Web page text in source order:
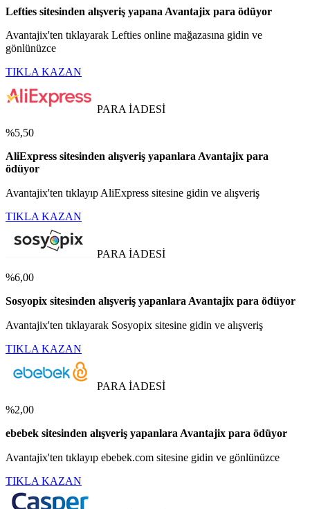
Lefties sitesinden alışveriş yapana Avantajix para ödüyor
Avantajix'ten tıklayarak Lefties online mağazasına gidin ve
gönlünüzce
TIKLA KAZAN
PARA İADESİ
%5,50
AliExpress sitesinden alışveriş yapanlara Avantajix para
ödüyor
Avantajix'ten tıklayıp AliExpress sitesine gidin ve alışveriş
TIKLA KAZAN
PARA İADESİ
%6,00
Sosyopix sitesinden alışveriş yapanlara Avantajix para ödüyor
Avantajix'ten tıklayarak Sosyopix sitesine gidin ve alışveriş
TIKLA KAZAN
PARA İADESİ
%2,00
ebebek sitesinden alışveriş yapanlara Avantajix para ödüyor
Avantajix'ten tıklayıp ebebek.com sitesine gidin ve gönlünüzce
TIKLA KAZAN